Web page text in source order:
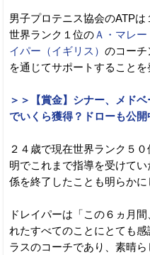
男子プロテニス協会のATP
世界ランク１位のＡ・マレー
イパー（イギリス） のコーチ
を通じてサポートすることを
＞＞【賞金】シナー、メド
でいくら獲得？ドローも公開
２４歳で現在世界ランク５
明でこれまで指導を受けて
係を終了したことも明らかに
ドレイパーは「この６ヵ月
れたすべてのことにとても
ラスのコーチであり、素晴